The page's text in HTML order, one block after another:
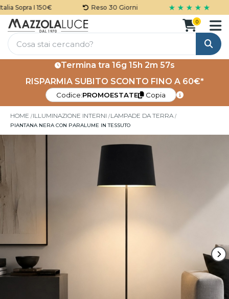
Sopra I 150€ Reso 30 Giorni ★ ★ ★ ★ ★
Cerca
0
Termina tra 16g 15h 2m 57s
RISPARMIA SUBITO SCONTO FINO A 60€*
Codice:PROMOESTATE Copia
HOME ILLUMINAZIONE INTERNI LAMPADE DA TERRA
PIANTANA NERA CON PARALUME IN TESSUTO